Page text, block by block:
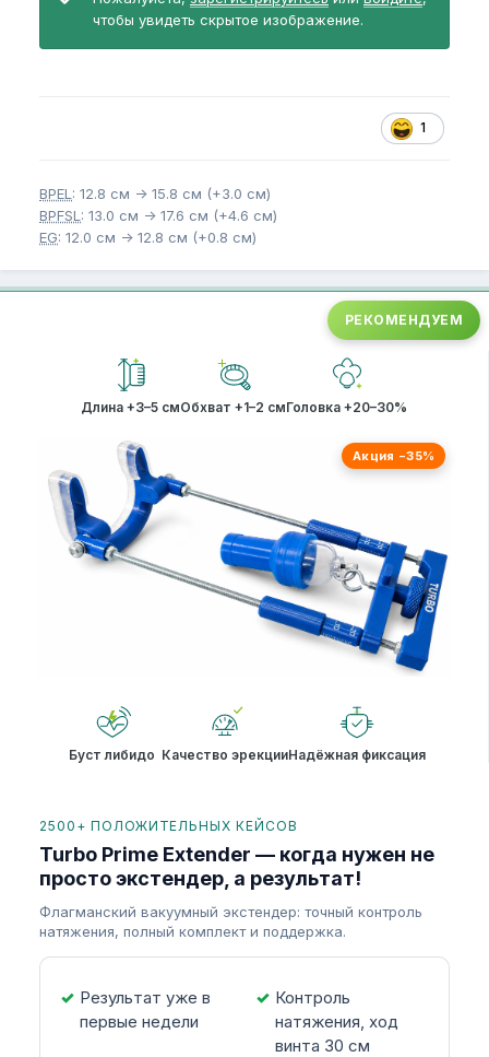
чтобы увидеть скрытое изображение.
1
BPEL : 12.8 см -> 15.8 см (+3.0 см)
BPFSL : 13.0 см -> 17.6 см (+4.6 см)
EG: 12.0 см -> 12.8 см (+0.8 см)
РЕКОМЕНДУЕМ
Длина +3–5 смОбхват +1–2 смГоловка +20–30%
Акция −35%
Буст либидо Качество эрекцииНадёжная фиксация
2500+ ПОЛОЖИТЕЛЬНЫХ КЕЙСОВ
Turbo Prime Extender — когда нужен не
просто экстендер, а результат!
Флагманский вакуумный экстендер: точный контроль
натяжения, полный комплект и поддержка.
Результат уже в
первые недели
Контроль
натяжения, ход
винта 30 см